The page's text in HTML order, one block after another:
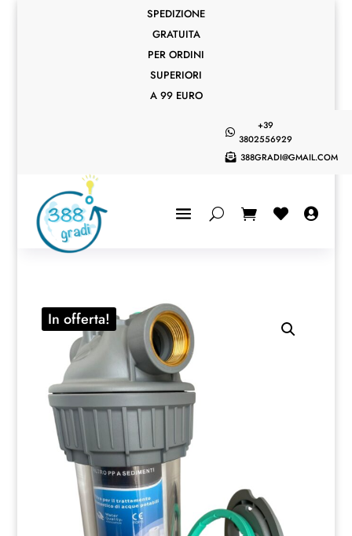
SPEDIZIONE
GRATUITA
PER ORDINI
SUPERIORI
A 99 EURO

+39
3802556929
 388GRADI@GMAIL.COM
 
In offerta!